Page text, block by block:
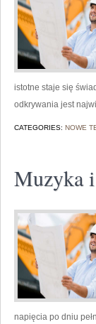
istotne staje się
odkrywania jest
CATEGORIES: NOWE
Muzyka
napięcia po dniu